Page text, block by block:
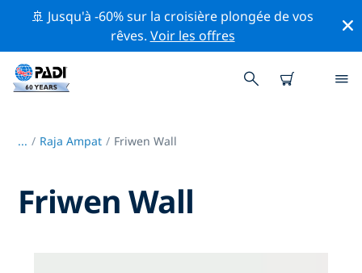
🚢 Jusqu'à -60% sur la croisière plongée de vos
rêves. Voir les offres
... / Raja Ampat Friwen Wall
Friwen Wall